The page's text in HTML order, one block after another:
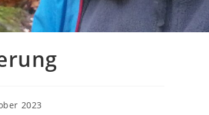
2023